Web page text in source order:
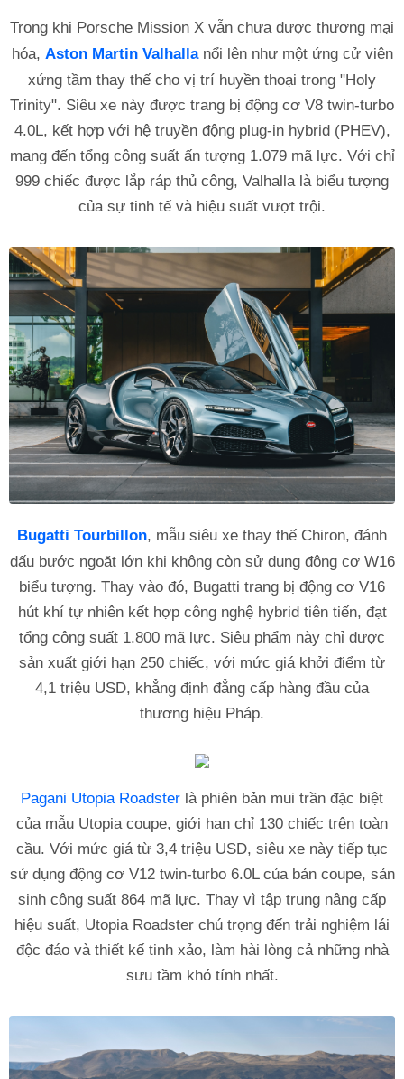
Trong khi Porsche Mission X vẫn chưa được thương mại
hóa, Aston Martin Valhallanổi lên như một ứng cử viên
xứng tầm thay thế cho vị trí huyền thoại trong "Holy
Trinity". Siêu xe này được trang bị động cơ V8 twin-turbo
4.0L, kết hợp với hệ truyền động plug-in hybrid (PHEV),
mang đến tổng công suất ấn tượng 1.079 mã lực. Với chỉ
999 chiếc được lắp ráp thủ công, Valhalla là biểu tượng
của sự tinh tế và hiệu suất vượt trội.
Bugatti Tourbillon, mẫu siêu xe thay thế Chiron, đánh
dấu bước ngoặt lớn khi không còn sử dụng động cơ W16
biểu tượng. Thay vào đó, Bugatti trang bị động cơ V16
hút khí tự nhiên kết hợp công nghệ hybrid tiên tiến, đạt
tổng công suất 1.800 mã lực. Siêu phẩm này chỉ được
sản xuất giới hạn 250 chiếc, với mức giá khởi điểm từ
4,1 triệu USD, khẳng định đẳng cấp hàng đầu của
thương hiệu Pháp.
Pagani Utopia Roadster là phiên bản mui trần đặc biệt
của mẫu Utopia coupe, giới hạn chỉ 130 chiếc trên toàn
cầu. Với mức giá từ 3,4 triệu USD, siêu xe này tiếp tục
sử dụng động cơ V12 twin-turbo 6.0L của bản coupe, sản
sinh công suất 864 mã lực. Thay vì tập trung nâng cấp
hiệu suất, Utopia Roadster chú trọng đến trải nghiệm lái
độc đáo và thiết kế tinh xảo, làm hài lòng cả những nhà
sưu tầm khó tính nhất.